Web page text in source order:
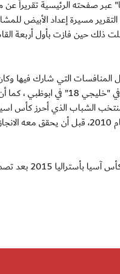
"الفيفا" عبر صفحته الرئيسية
التقرير مسيرة إعداد الأبيض
في البحرين عام 2013 الذي كان الثاني للامارات في
ربع نهائي كأس العالم تحت 20 سنة مصر 2009 وأحرز فضية